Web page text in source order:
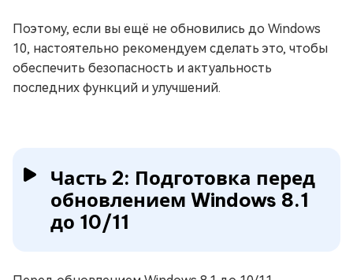
Поэтому, если вы ещё не обновились до Windows
10, настоятельно рекомендуем сделать это, чтобы
обеспечить безопасность и актуальность
последних функций и улучшений.
Часть 2: Подготовка перед
обновлением Windows 8.1
до 10/11